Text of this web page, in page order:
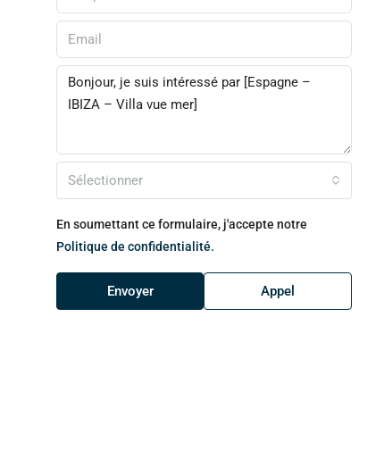
Sélectionner
En soumettant ce formulaire, j'accepte notre
Politique de confidentialité.
Envoyer Appel